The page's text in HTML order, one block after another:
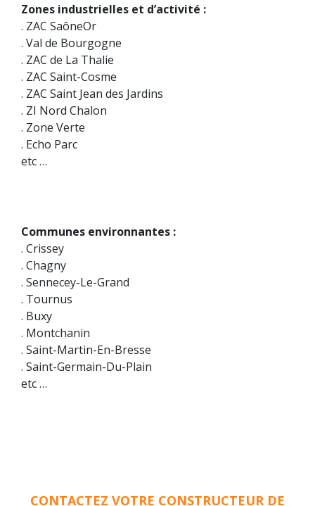
Zones industrielles et d’activité :
. ZAC SaôneOr
. Val de Bourgogne
. ZAC de La Thalie
. ZAC Saint-Cosme
. ZAC Saint Jean des Jardins
. ZI Nord Chalon
. Zone Verte
. Echo Parc
etc …
Communes environnantes :
. Crissey
. Chagny
. Sennecey-Le-Grand
. Tournus
. Buxy
. Montchanin
. Saint-Martin-En-Bresse
. Saint-Germain-Du-Plain
etc …
CONTACTEZ VOTRE CONSTRUCTEUR DE